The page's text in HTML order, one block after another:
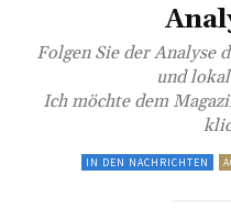
Folgen Sie der Analyse
und
Ich möchte dem
IN DEN NACHRICHTEN